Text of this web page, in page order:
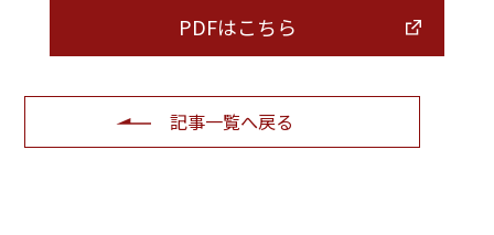
PDFはこちら
記事一覧へ戻る